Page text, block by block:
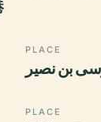
PLACE
بن نصير
PLACE